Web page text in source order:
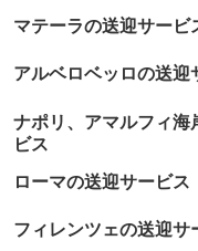
マテーラの送迎サービ
アルベロベッロの送迎
ナポリ、アマルフィ海
ビス
ローマの送迎サービス
フィレンツェの送迎サ